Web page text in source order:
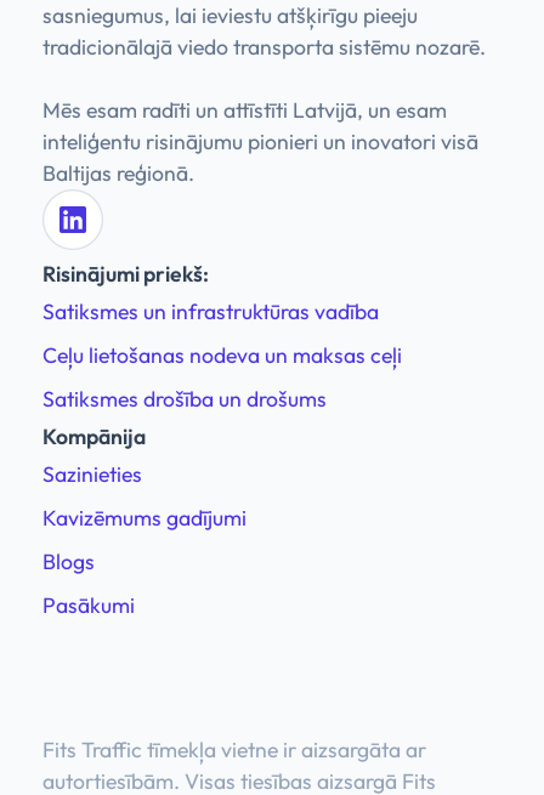
sasniegumus, lai ieviestu atšķirīgu pieeju
tradicionālajā viedo transporta sistēmu nozarē.
Mēs esam radīti un attīstīti Latvijā, un esam
inteliģentu risinājumu pionieri un inovatori visā
Baltijas reģionā.
Risinājumi priekš:
Satiksmes un infrastruktūras vadība
Ceļu lietošanas nodeva un maksas ceļi
Satiksmes drošība un drošums
Kompānija
Sazinieties
Kavizēmums gadījumi
Blogs
Pasākumi
Fits Traffic tīmekļa vietne ir aizsargāta ar
autortiesībām. Visas tiesības aizsargā Fits